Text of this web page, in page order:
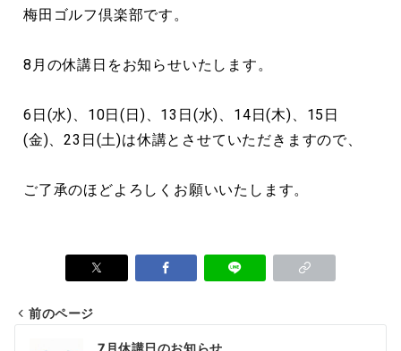
梅田ゴルフ倶楽部です。
8月の休講日をお知らせいたします。
6日(水)、10日(日)、13日(水)、14日(木)、15日
(金)、23日(土)は休講とさせていただきますので、
ご了承のほどよろしくお願いいたします。
前のページ
7月休講日のお知らせ